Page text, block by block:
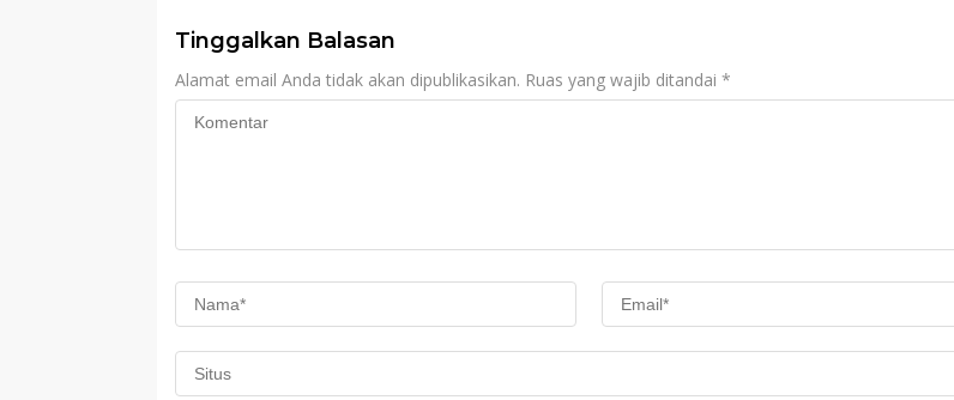
Tinggalkan Balasan
Alamat email Anda tidak akan dipublikasikan. Ruas yang wajib ditandai *